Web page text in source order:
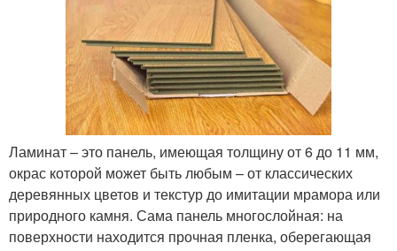
Ламинат – это панель, имеющая толщину от 6 до 11 мм,
окрас которой может быть любым – от классических
деревянных цветов и текстур до имитации мрамора или
природного камня. Сама панель многослойная: на
поверхности находится прочная пленка, оберегающая